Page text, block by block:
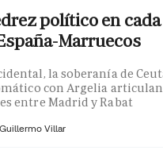
político en cada
Marruecos
la soberanía de
con Argelia articulan
entre Madrid y Rabat
Guillermo Villar